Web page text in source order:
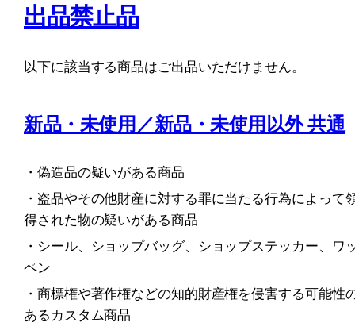
出品禁止品
以下に該当する商品はご出品いただけません。
新品・未使用／新品・未使用以外 共通
・偽造品の疑いがある商品
・盗品やその他財産に対する罪に当たる行為によって
得された物の疑いがある商品
・シール、ショップバッグ、ショップステッカー、ワ
ペン
・商標権や著作権などの知的財産権を侵害する可能性
あるカスタム商品